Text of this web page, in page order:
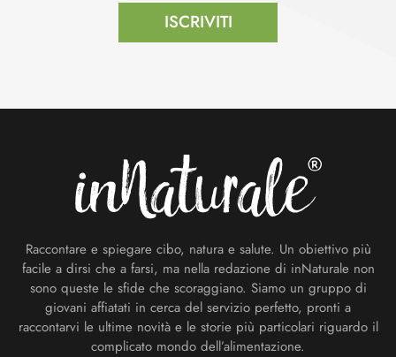
ISCRIVITI
Raccontare e spiegare cibo, natura e salute. Un obiettivo più
facile a dirsi che a farsi, ma nella redazione di inNaturale non
sono queste le sfide che scoraggiano. Siamo un gruppo di
giovani affiatati in cerca del servizio perfetto, pronti a
raccontarvi le ultime novità e le storie più particolari riguardo il
complicato mondo dell’alimentazione.